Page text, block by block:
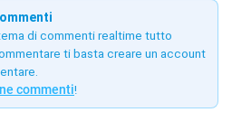
di commenti realtime tutto
ti basta creare un account
commenti!